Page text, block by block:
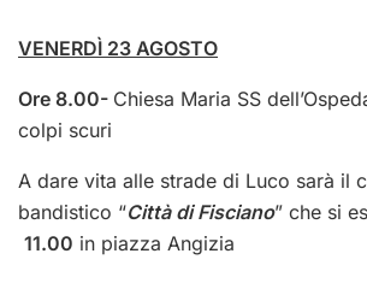
VENERDÌ 23 AGOSTO
Ore 8.00- Chiesa Maria SS
colpi scuri
A dare vita alle strade di Luco sarà il
bandistico “Città di Fisciano” che si
11.00 in piazza Angizia